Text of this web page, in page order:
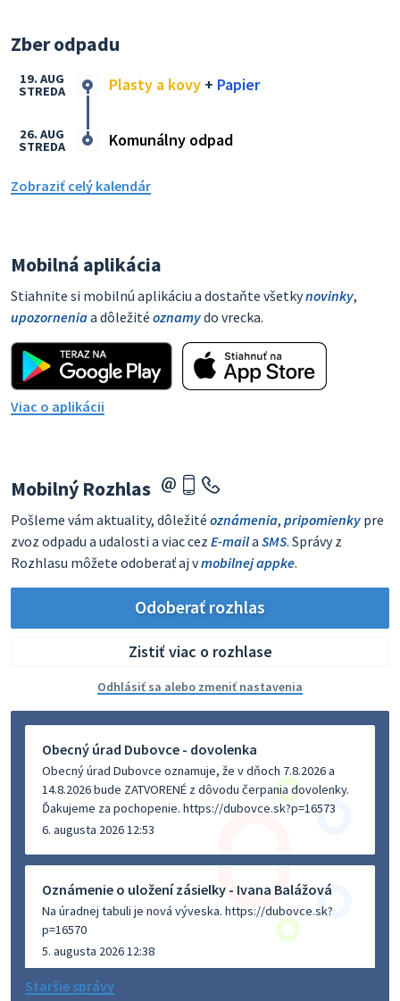
Zber odpadu
Plasty a kovy + Papier
19. AUG
STREDA
Komunálny odpad
26. AUG
STREDA
Zobraziť celý kalendár
Mobilná aplikácia
Stiahnite si mobilnú aplikáciu a dostaňte všetkynovinky,
upozorneniaa dôležité oznamydo vrecka.
Viac o aplikácii
Mobilný Rozhlas
Pošleme vám aktuality, dôležité oznámenia, pripomienky pre
zvoz odpadu a udalosti a viac cez E-maila SMS. Správy z
Rozhlasu môžete odoberať aj vmobilnej appke.
Odoberať rozhlas
Zistiť viac o rozhlase
Odhlásiť sa alebo zmeniť nastavenia
Obecný úrad Dubovce - dovolenka
Obecný úrad Dubovce oznamuje, že v dňoch 7.8.2026 a
14.8.2026 bude ZATVORENÉ z dôvodu čerpania dovolenky.
Ďakujeme za pochopenie. https://dubovce.sk?p=16573
6. augusta 2026 12:53
Oznámenie o uložení zásielky - Ivana Balážová
Na úradnej tabuli je nová výveska. https://dubovce.sk?
p=16570
5. augusta 2026 12:38
Staršie správy